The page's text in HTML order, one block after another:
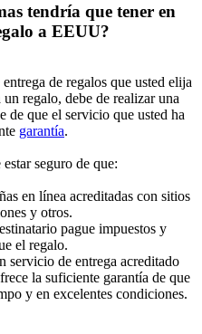
tendría que tener en
a EEUU?
de regalos que usted elija
regalo, debe de realizar una
de que el servicio que usted ha
garantía.
seguro de que:
en línea acreditadas con sitios
y otros.
pague impuestos y
el regalo.
servicio de entrega acreditado
la suficiente garantía de que
y en excelentes condiciones.